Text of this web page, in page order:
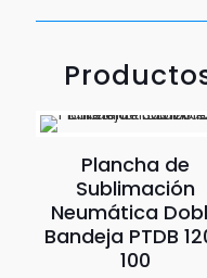
Plancha de
Sublimación
Neumática
Bandeja PTDB
100